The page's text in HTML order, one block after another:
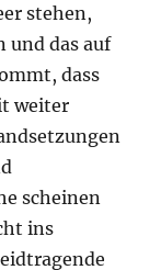
stehen,
und das auf
dass
weiter
scheinen
ins